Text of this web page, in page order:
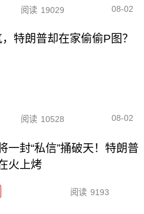
阅读 19029 08-02
特朗普却在家偷偷P图？
阅读 10528 08-02
一封“私信”捅破天！特朗普
火上烤
阅读 9193